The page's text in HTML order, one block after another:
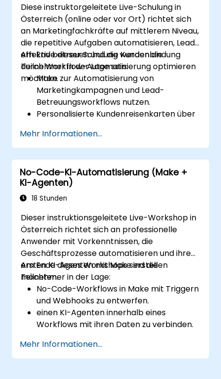
Debugging durchzuführen.
Diese instruktorgeleitete Live-Schulung in
Österreich (online oder vor Ort) richtet sich
an Marketingfachkräfte auf mittlerem Niveau,
die repetitive Aufgaben automatisieren, Leads
effektiv betreuen und die Kundenbindung
durch Workflow-Automatisierung optimieren
möchten.
Am Ende dieser Schulung werden die
Teilnehmer in der Lage sein:
Make zur Automatisierung von
Marketingkampagnen und Lead-
Betreuungsworkflows nutzen.
Personalisierte Kundenreisenkarten über
Daten zwischen Marketing-Tools wie
Mailchimp, HubSpot und Social-Media-
Plattformen synchronisieren.
Automatisierte Workflows überwachen
und analysieren, um die
Kampagnenleistung zu optimieren.
Automatisierungsstrategien übernehmen.
Mehr Informationen...
No-Code-KI-Automatisierung (Make +
KI-Agenten)
18 Stunden
Dieser instruktionsgeleitete Live-Workshop in
Österreich richtet sich an professionelle
Anwender mit Vorkenntnissen, die
Geschäftsprozesse automatisieren und ihren
ersten KI-Agenten mit Make erstellen
möchten.
Am Ende dieses Workshops sind die
Teilnehmer in der Lage:
No-Code-Workflows in Make mit Triggern
und Webhooks zu entwerfen.
einen KI-Agenten innerhalb eines
Workflows mit ihren Daten zu verbinden.
automatisieren, einschließlich
Fehlerbehandlung und Überwachung.
Mehr Informationen...